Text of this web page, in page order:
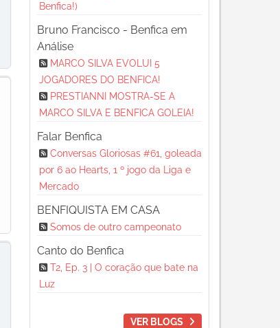
Benfica!)
Bruno Francisco - Benfica em
Análise
MARCO SILVA EVOLUI 5
JOGADORES DO BENFICA!
PRESTIANNI MOSTRA-SE A
MARCO SILVA E BENFICA GOLEIA!
Falar Benfica
Conversas Gloriosas #61, goleada
por 6 ao Hearts, 1 º jogo da Liga e
Mercado
BENFIQUISTA EM CASA
Somos de outro campeonato
Canto do Benfica
T2, Ep. 3 | O coração que bate na
Luz
VER BLOGS